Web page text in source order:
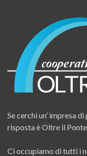
Se cerchi un’ impresa
risposta è Oltre il
Ci occupiamo di tutti i